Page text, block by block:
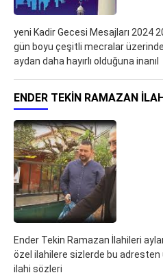
yeni Kadir Gecesi Mesajları 2024
gün boyu çeşitli mecralar
aydan daha hayırlı olduğuna inanıl
ENDER TEKIN RAMAZAN
Ender Tekin Ramazan İlahileri
özel ilahilere sizlerde bu adresten
ilahi sözleri